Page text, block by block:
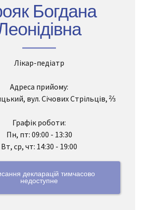
Богдана
Лікар-педіатр
Адреса прийому:
вул. Січових Стрільців, ⅔
Графік роботи:
Пн, пт: 09:00 - 13:30
Вт, ср, чт: 14:30 - 19:00
декларацій тимчасово
недоступне